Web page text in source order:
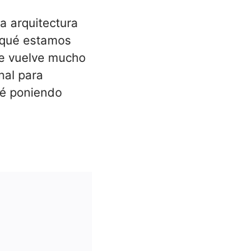
arquitectura
estamos
vuelve mucho
para
poniendo